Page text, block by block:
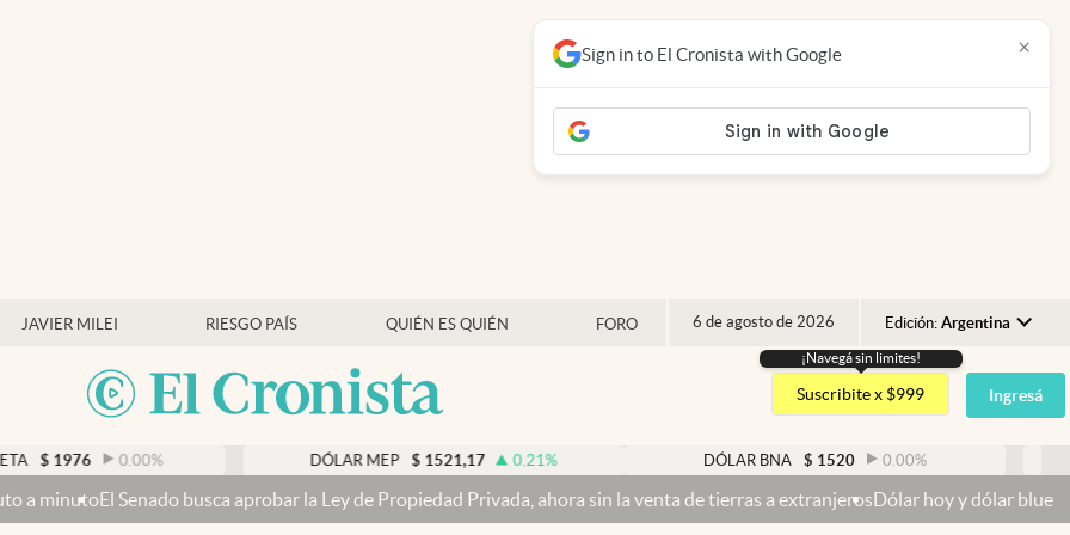
JAVIER MILEI RIESGO PAÍS QUIÉN ES QUIÉN FORO 6 de agosto de 2026 Edición: Argentina
Argentina
España
USA
Colombia
¡Navegá sin limites!
Suscribite x $999 Ingresá
0.00% DÓLAR MEP $ 1521,17 0.21% DÓLAR BNA $ 1520 0.00%
busca aprobar la Ley de Propiedad Privada, ahora sin la venta de tierras a extranjerosDólar hoy y dólar blue hoy: cuál es la
Sign in to El Cronista with Google ×